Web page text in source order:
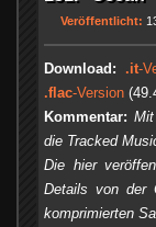
Veröffentlicht:
Download: .it-
.flac-Version
Kommentar:
die Tracked
Die hier
Details von der
komprimierten